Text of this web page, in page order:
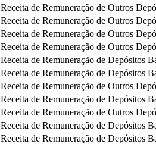
Receita de Remuneração de Outros
Receita de Remuneração de Outros
Receita de Remuneração de Outros
Receita de Remuneração de Outros
Receita de Remuneração de Depósitos
Receita de Remuneração de Depósitos
Receita de Remuneração de Outros
Receita de Remuneração de Depósitos
Receita de Remuneração de Outros
Receita de Remuneração de Depósitos
Receita de Remuneração de Depósitos